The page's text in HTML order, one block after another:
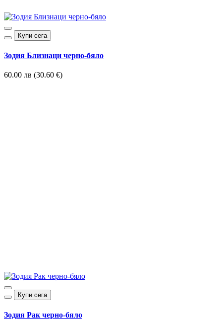
Купи сега
Зодия Близнаци черно-бяло
60.00 лв (30.60 €)
Купи сега
Зодия Рак черно-бяло